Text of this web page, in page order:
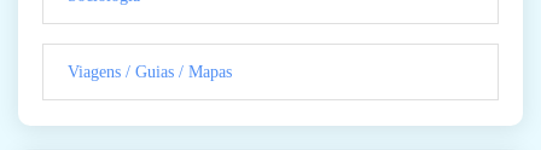
Viagens / Guias / Mapas